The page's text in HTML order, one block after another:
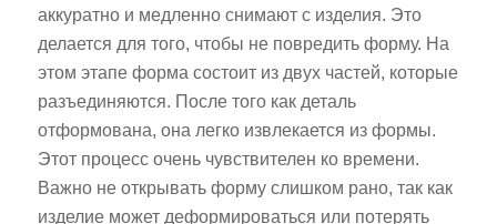
аккуратно и медленно снимают с изделия. Это
делается для того, чтобы не повредить форму. На
этом этапе форма состоит из двух частей, которые
разъединяются. После того как деталь
отформована, она легко извлекается из формы.
Этот процесс очень чувствителен ко времени.
Важно не открывать форму слишком рано, так как
изделие может деформироваться или потерять